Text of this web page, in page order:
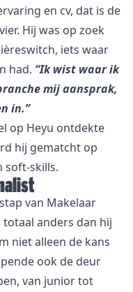
en cv, dat is de
Hij was op zoek
iets waar
had. “Ik wist waar ik
mij aansprak,
in.”
op Heyu ontdekte
hij gematcht op
soft-skills.
van Makelaar
totaal anders dan hij
niet alleen de kans
ook de deur
van junior tot